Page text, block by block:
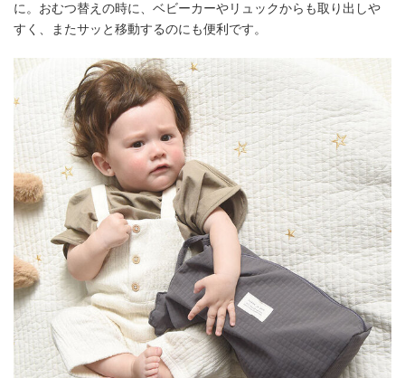
に。おむつ替えの時に、ベビーカーやリュックからも取り出しや
すく、またサッと移動するのにも便利です。